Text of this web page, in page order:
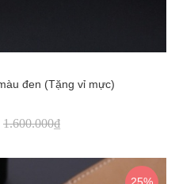
đen (Tặng vỉ mực)
1.600.000₫